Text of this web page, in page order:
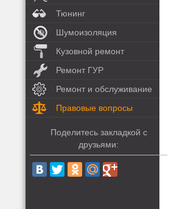
Тюнинг
Шумоизоляция
Кузовной ремонт
Ремонт ГУР
Ремонт и обслуживание
Правовые вопросы
Поделитесь закладкой с
друзьями: